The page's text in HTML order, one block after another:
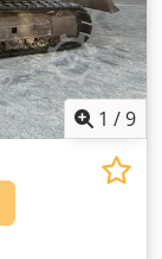
1 /9